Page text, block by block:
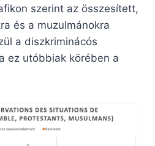
szerint az összesített,
és a muzulmánokra
a diszkriminácós
ez utóbbiak körében a